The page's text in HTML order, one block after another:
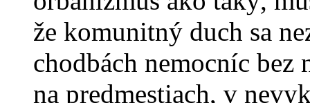
že komunitný duch sa
chodbách nemocníc
na predmestiach, v